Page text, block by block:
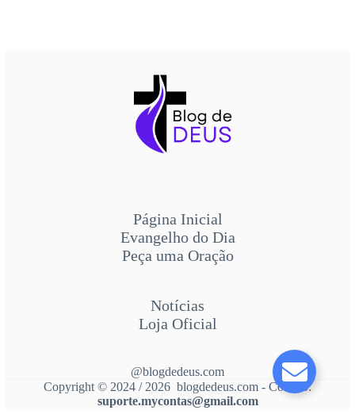
Página Inicial
Evangelho do Dia
Peça uma Oração
Notícias
Loja Oficial
@blogdedeus.com
Copyright © 2024 / 2026 blogdedeus.com - Contato:
suporte.mycontas@gmail.com